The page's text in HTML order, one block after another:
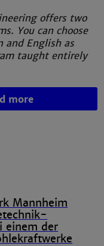
offers two
You can choose
and English as
taught entirely
more
Mannheim
einem der